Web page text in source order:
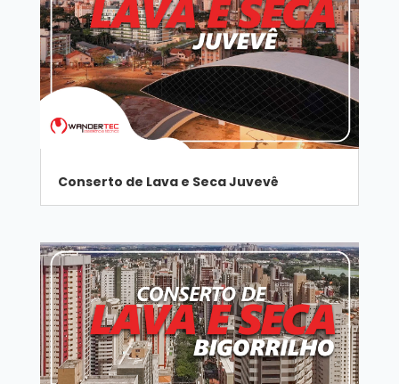
Conserto de Lava e Seca Juvevê